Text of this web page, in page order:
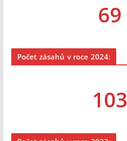
69
Počet zásahů v roce 2024:
103